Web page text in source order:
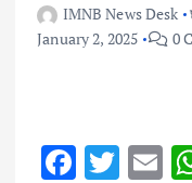
IMNB News Desk
January 2, 2025
0
F T E